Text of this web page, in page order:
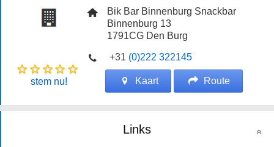
Bik Bar Binnenburg Snackbar
Binnenburg 13
1791CG Den Burg
+31 (0)222 322145
stem nu! Kaart Route
Links